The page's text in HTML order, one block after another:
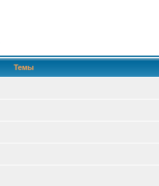
Темы